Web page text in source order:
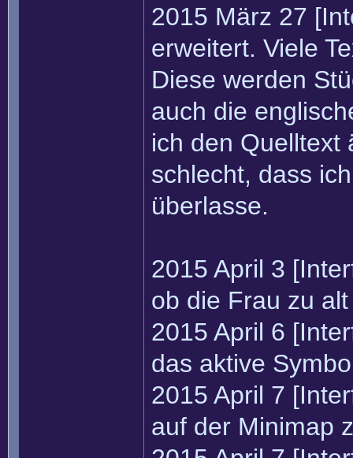
2015 März 27
erweitert. Viele
Diese werden
auch die
ich den Quelltext
schlecht, dass
überlasse.
2015 April 3
ob die Frau zu
2015 April 6
das aktive
2015 April 7
auf der Minimap